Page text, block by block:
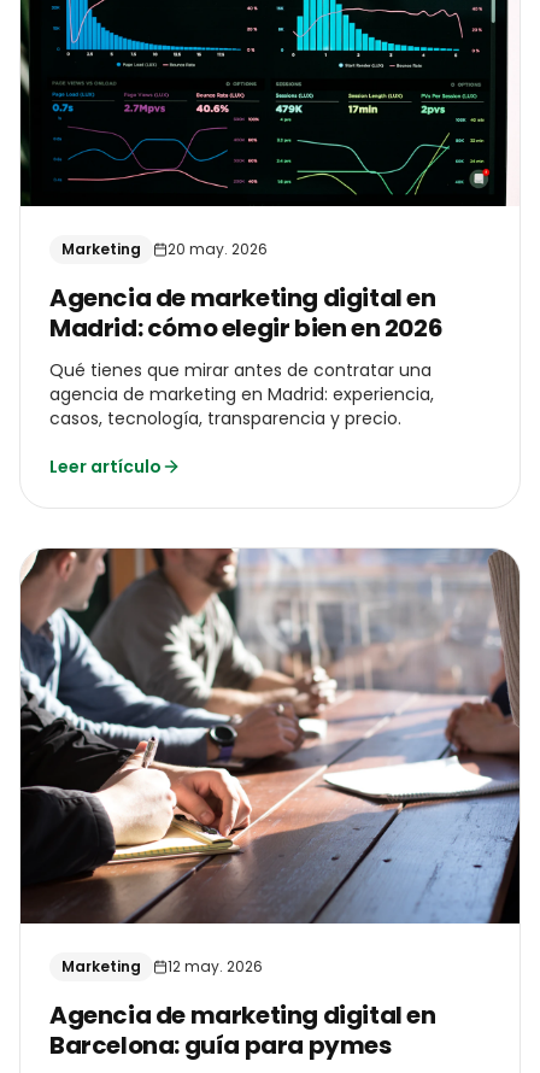
Marketing 20 may. 2026
Agencia de marketing digital en
Madrid: cómo elegir bien en 2026
Qué tienes que mirar antes de contratar una
agencia de marketing en Madrid: experiencia,
casos, tecnología, transparencia y precio.
Leer artículo
Marketing 12 may. 2026
Agencia de marketing digital en
Barcelona: guía para pymes